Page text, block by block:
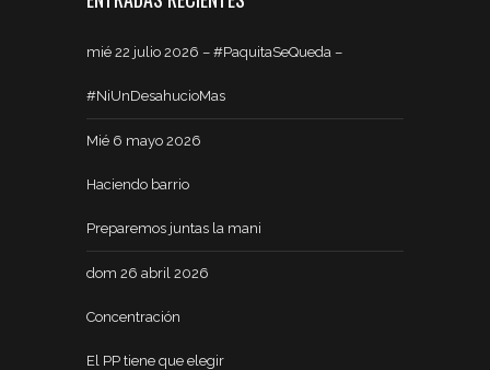
mié 22 julio 2026 – #PaquitaSeQueda –
#NiUnDesahucioMas
Mié 6 mayo 2026
Haciendo barrio
Preparemos juntas la mani
dom 26 abril 2026
Concentración
El PP tiene que elegir